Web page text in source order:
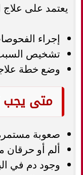
يعتمد على
إجراء
تشخيص
وضع خطة
متى يجب
صعوبة
ألم أو حرقان
وجود دم في